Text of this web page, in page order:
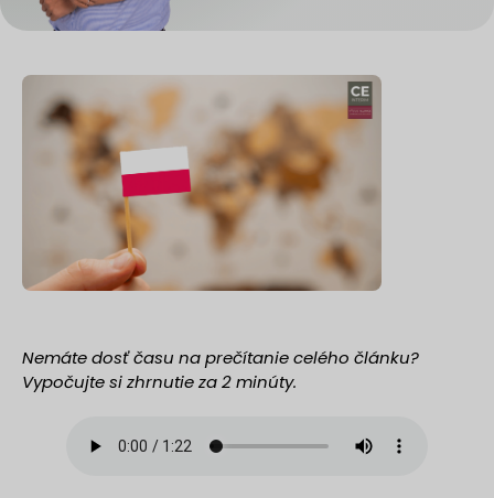
Nemáte dosť času na prečítanie celého článku?
Vypočujte si zhrnutie za 2 minúty.